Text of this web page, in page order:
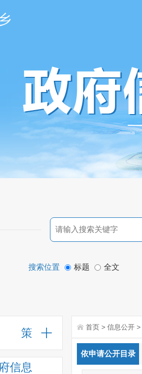
搜索位置 标题 全文
策
信息
首页 > 信息公开 >
依申请公开目录